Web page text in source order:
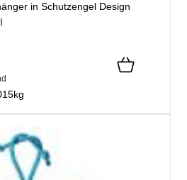
in Schutzengel Design
kg